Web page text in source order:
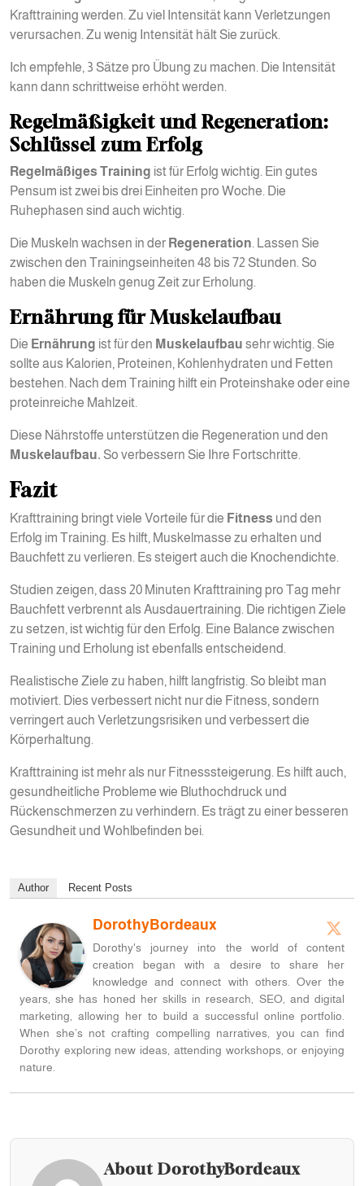
Krafttraining werden. Zu viel Intensität kann Verletzungen
verursachen. Zu wenig Intensität hält Sie zurück.
Ich empfehle, 3 Sätze pro Übung zu machen. Die Intensität
kann dann schrittweise erhöht werden.
Regelmäßigkeit und Regeneration:
Schlüssel zum Erfolg
Regelmäßiges Training ist für Erfolg wichtig. Ein gutes
Pensum ist zwei bis drei Einheiten pro Woche. Die
Ruhephasen sind auch wichtig.
Die Muskeln wachsen in der Regeneration. Lassen Sie
zwischen den Trainingseinheiten 48 bis 72 Stunden. So
haben die Muskeln genug Zeit zur Erholung.
Ernährung für Muskelaufbau
Die Ernährung ist für den Muskelaufbau sehr wichtig. Sie
sollte aus Kalorien, Proteinen, Kohlenhydraten und Fetten
bestehen. Nach dem Training hilft ein Proteinshake oder eine
proteinreiche Mahlzeit.
Diese Nährstoffe unterstützen die Regeneration und den
Muskelaufbau. So verbessern Sie Ihre Fortschritte.
Fazit
Krafttraining bringt viele Vorteile für die Fitness und den
Erfolg im Training. Es hilft, Muskelmasse zu erhalten und
Bauchfett zu verlieren. Es steigert auch die Knochendichte.
Studien zeigen, dass 20 Minuten Krafttraining pro Tag mehr
Bauchfett verbrennt als Ausdauertraining. Die richtigen Ziele
zu setzen, ist wichtig für den Erfolg. Eine Balance zwischen
Training und Erholung ist ebenfalls entscheidend.
Realistische Ziele zu haben, hilft langfristig. So bleibt man
motiviert. Dies verbessert nicht nur die Fitness, sondern
verringert auch Verletzungsrisiken und verbessert die
Körperhaltung.
Krafttraining ist mehr als nur Fitnesssteigerung. Es hilft auch,
gesundheitliche Probleme wie Bluthochdruck und
Rückenschmerzen zu verhindern. Es trägt zu einer besseren
Gesundheit und Wohlbefinden bei.
Author Recent Posts
DorothyBordeaux
Dorothy's journey into the world of content
creation began with a desire to share her
knowledge and connect with others. Over the
years, she has honed her skills in research, SEO, and digital
marketing, allowing her to build a successful online portfolio.
When she’s not crafting compelling narratives, you can find
Dorothy exploring new ideas, attending workshops, or enjoying
nature.
About DorothyBordeaux